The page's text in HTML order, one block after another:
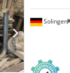
Solingen